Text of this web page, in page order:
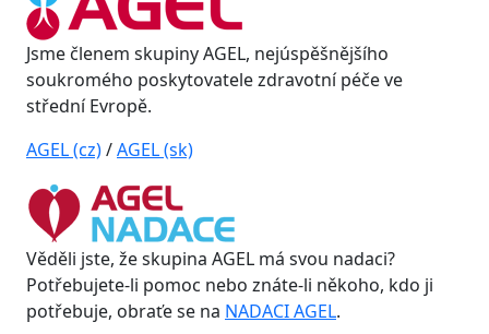
Jsme členem skupiny AGEL, nejúspěšnějšího
soukromého poskytovatele zdravotní péče ve
střední Evropě.
AGEL (cz)/AGEL (sk)
Věděli jste, že skupina AGEL má svou nadaci?
Potřebujete-li pomoc nebo znáte-li někoho, kdo ji
potřebuje, obraťe se na NADACI AGEL.